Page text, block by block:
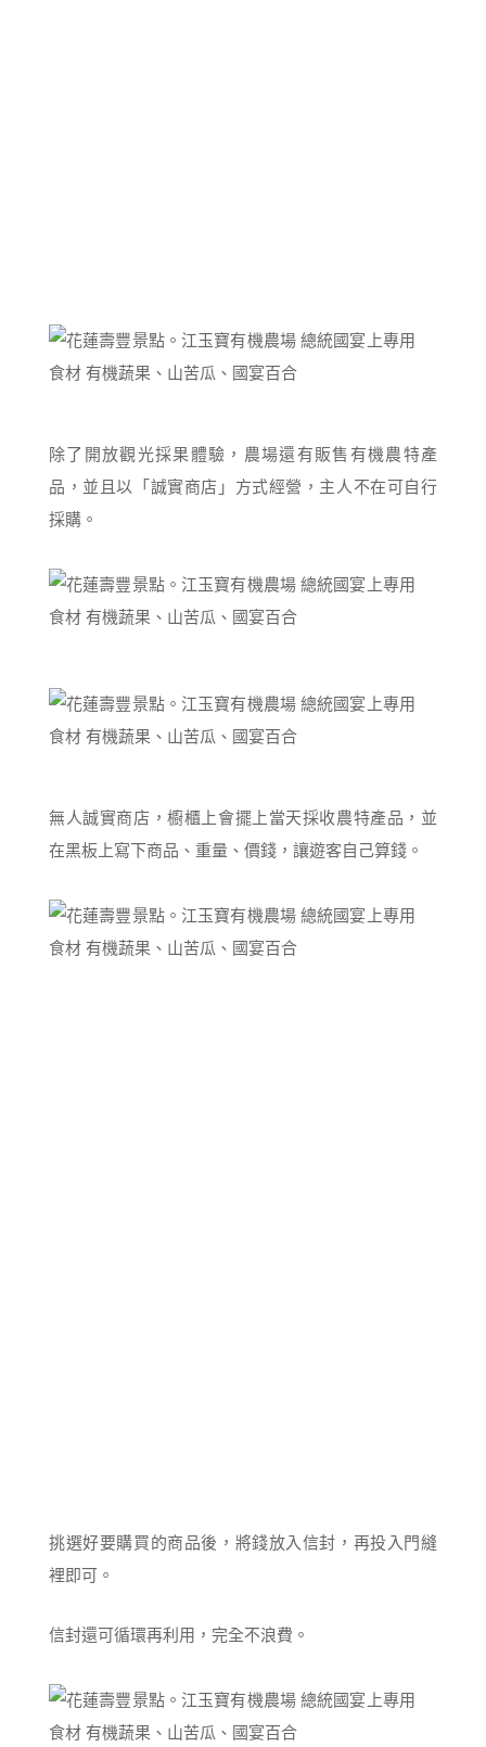
除了開放觀光採果體驗，農場還有販售有機農特產
品，並且以「誠實商店」方式經營，主人不在可自行
採購。
無人誠實商店，櫥櫃上會擺上當天採收農特產品，並
在黑板上寫下商品、重量、價錢，讓遊客自己算錢。
挑選好要購買的商品後，將錢放入信封，再投入門縫
裡即可。
信封還可循環再利用，完全不浪費。